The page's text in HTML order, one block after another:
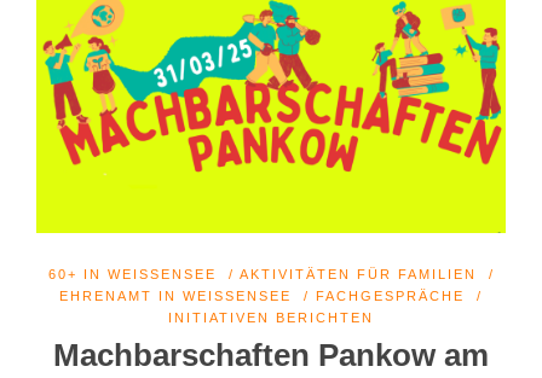
60+ IN WEISSENSEE / AKTIVITÄTEN FÜR FAMILIEN
/
EHRENAMT IN WEISSENSEE
/ FACHGESPRÄCHE
/
INITIATIVEN BERICHTEN
Machbarschaften Pankow am